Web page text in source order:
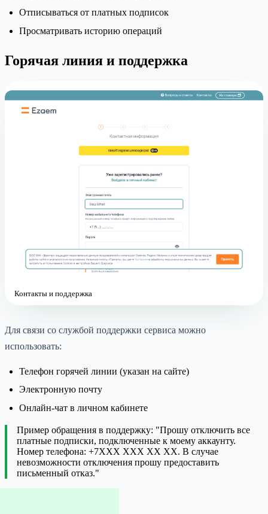
Отписываться от платных подписок
Просматривать историю операций
Горячая линия и поддержка
Контакты и поддержка
Для связи со службой поддержки сервиса можно
использовать:
Телефон горячей линии (указан на сайте)
Электронную почту
Онлайн-чат в личном кабинете
Пример обращения в поддержку: "Прошу отключить все
платные подписки, подключенные к моему аккаунту.
Номер телефона: +7XXX XXX XX XX. В случае
невозможности отключения прошу предоставить
письменный отказ."